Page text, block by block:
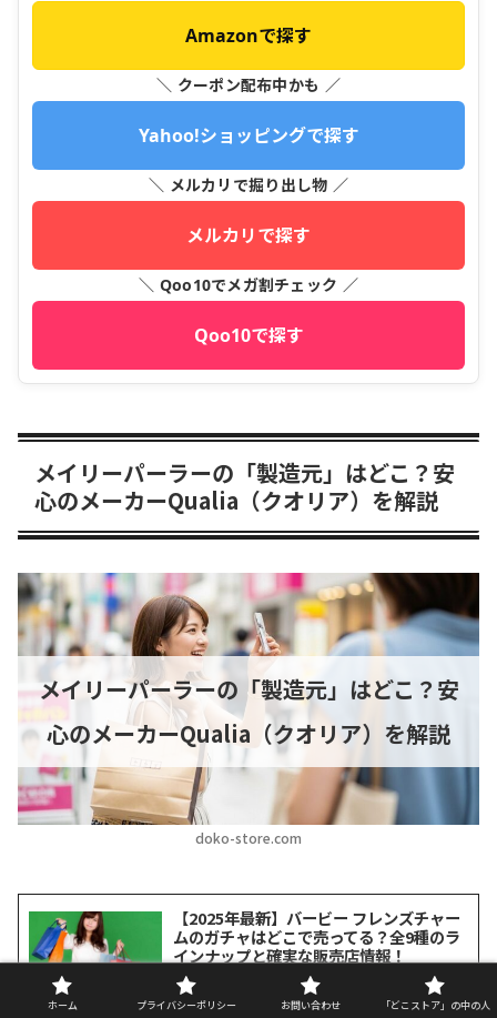
Amazonで探す
＼ クーポン配布中かも ／
Yahoo!ショッピングで探す
＼ メルカリで掘り出し物 ／
メルカリで探す
＼ Qoo10でメガ割チェック ／
Qoo10で探す
メイリーパーラーの「製造元」はどこ？安
心のメーカーQualia（クオリア）を解説
doko-store.com
メイリーパーラーの「製造元」はどこ？安
心のメーカーQualia（クオリア）を解説
【2025年最新】バービー フレンズチャー
ムのガチャはどこで売ってる？全9種のラ
インナップと確実な販売店情報！
【2025年最新】バービー フレンズチャームのガ
チャはどこで売ってる？全9種のラインナップと
確実な販売店情報！ バービーファンのみなさ
ホーム プライバシーポリシー お問い合わせ 「どこストア」の中の人